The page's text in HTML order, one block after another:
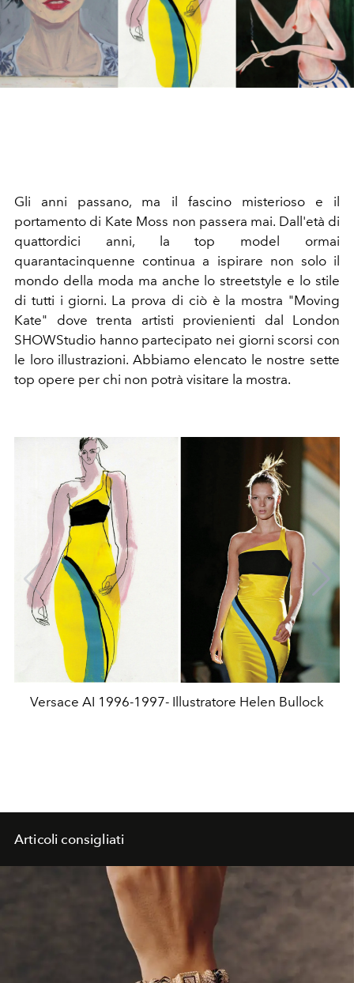
Gli anni passano, ma il fascino misterioso e il
portamento di Kate Moss non passera mai. Dall'età di
quattordici anni, la top model ormai
quarantacinquenne continua a ispirare non solo il
mondo della moda ma anche lo streetstyle e lo stile
di tutti i giorni. La prova di ciò è la mostra "Moving
Kate" dove trenta artisti provienienti dal London
SHOWStudio hanno partecipato nei giorni scorsi con
le loro illustrazioni. Abbiamo elencato le nostre sette
top opere per chi non potrà visitare la mostra.
Versace AI 1996-1997- Illustratore Helen Bullock
Articoli consigliati